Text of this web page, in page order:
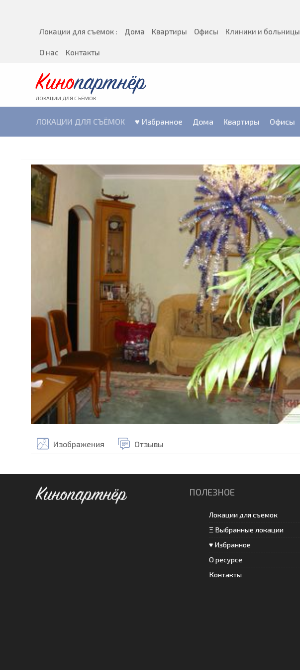
Локации для съемок : Дома Квартиры Офисы Клиники и больницы
О нас Контакты
Кинопартнёр
ЛОКАЦИИ ДЛЯ СЪЁМОК
ЛОКАЦИИ ДЛЯ СЪЁМОК ♥ Избранное Дома Квартиры Офисы
Изображения Отзывы
Кинопартнёр ПОЛЕЗНОЕ
Локации для съемок
Ξ Выбранные локации
♥ Избранное
О ресурсе
Контакты